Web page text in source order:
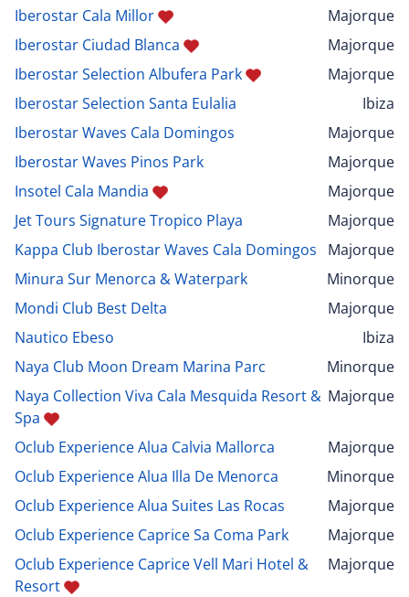
Iberostar Cala Millor
Majorque
Iberostar Ciudad Blanca
Majorque
Iberostar Selection Albufera Park
Majorque
Iberostar Selection Santa Eulalia
Ibiza
Iberostar Waves Cala Domingos
Majorque
Iberostar Waves Pinos Park
Majorque
Insotel Cala Mandia
Majorque
Jet Tours Signature Tropico Playa
Majorque
Kappa Club Iberostar Waves Cala Domingos
Majorque
Minura Sur Menorca & Waterpark
Minorque
Mondi Club Best Delta
Majorque
Nautico Ebeso
Ibiza
Naya Club Moon Dream Marina Parc
Minorque
Naya Collection Viva Cala Mesquida Resort &
Spa
Majorque
Oclub Experience Alua Calvia Mallorca
Majorque
Oclub Experience Alua Illa De Menorca
Minorque
Oclub Experience Alua Suites Las Rocas
Majorque
Oclub Experience Caprice Sa Coma Park
Majorque
Oclub Experience Caprice Vell Mari Hotel &
Resort
Majorque